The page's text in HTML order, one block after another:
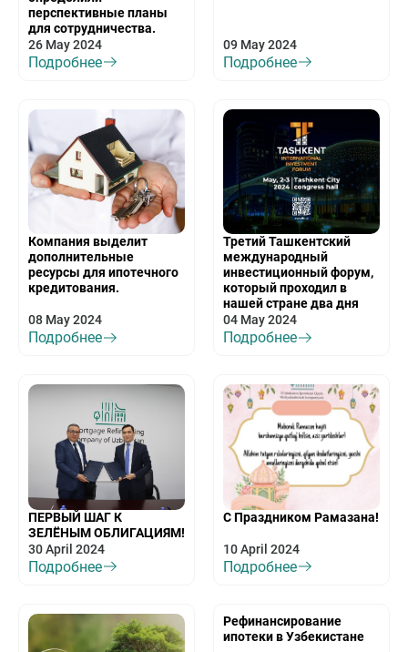
перспективные планы
для сотрудничества.
26 May 2024
Подробнее
09 May 2024
Подробнее
Компания выделит
дополнительные
ресурсы для ипотечного
кредитования.
08 May 2024
Подробнее
Третий Ташкентский
международный
инвестиционный форум,
который проходил в
нашей стране два дня
04 May 2024
Подробнее
ПЕРВЫЙ ШАГ К
ЗЕЛЁНЫМ ОБЛИГАЦИЯМ!
30 April 2024
Подробнее
С Праздником Рамазана!
10 April 2024
Подробнее
Рефинансирование
ипотеки в Узбекистане